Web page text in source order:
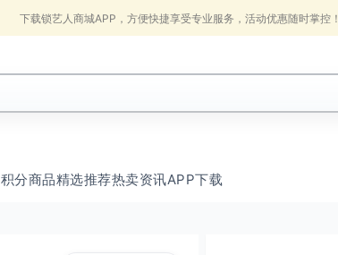
下载锁艺人商城APP，方便快捷享受专业服务，活动优惠随时掌控！
积分商品精选推荐热卖资讯APP下载